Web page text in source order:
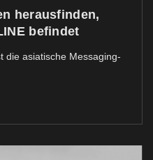
herausfinden,
befindet
die asiatische Messaging-